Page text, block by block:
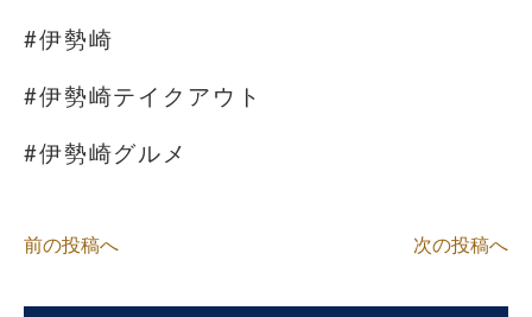
#伊勢崎
#伊勢崎テイクアウト
#伊勢崎グルメ
前の投稿へ 次の投稿へ